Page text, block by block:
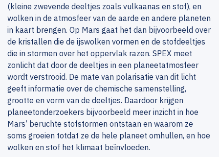
(kleine zwevende deeltjes zoals vulkaanas en stof), en
wolken in de atmosfeer van de aarde en andere planeten
in kaart brengen. Op Mars gaat het dan bijvoorbeeld over
de kristallen die de ijswolken vormen en de stofdeeltjes
die in stormen over het oppervlak razen. SPEX meet
zonlicht dat door de deeltjes in een planeetatmosfeer
wordt verstrooid. De mate van polarisatie van dit licht
geeft informatie over de chemische samenstelling,
grootte en vorm van de deeltjes. Daardoor krijgen
planeetonderzoekers bijvoorbeeld meer inzicht in hoe
Mars’ beruchte stofstormen ontstaan en waarom ze
soms groeien totdat ze de hele planeet omhullen, en hoe
wolken en stof het klimaat beïnvloeden.